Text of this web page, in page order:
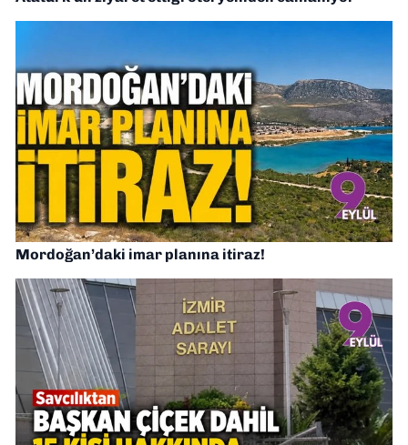
Mordoğan’daki imar planına itiraz!